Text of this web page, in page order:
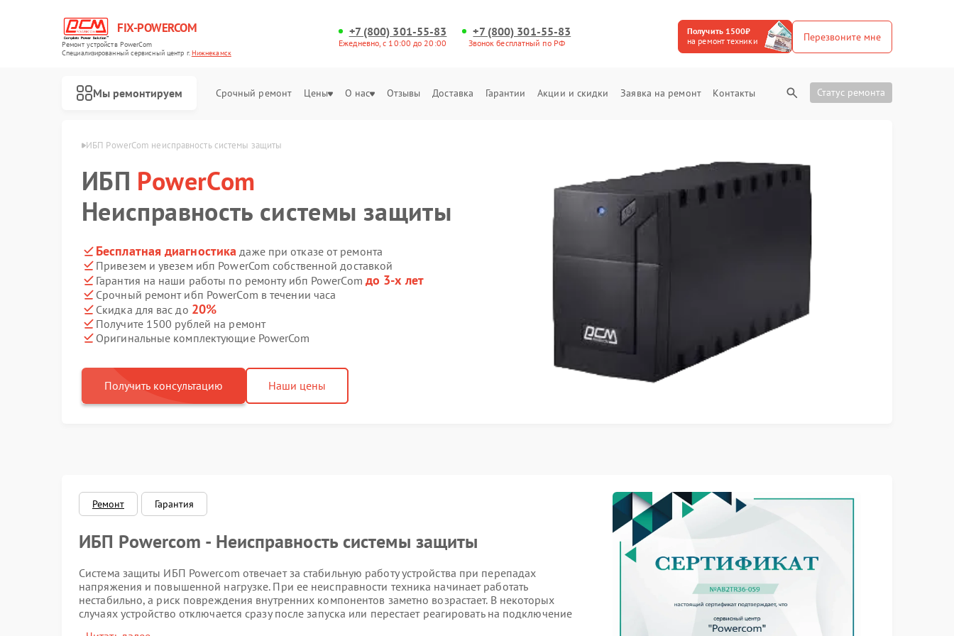
FIX-POWERCOM
Ремонт устройств PowerCom
Специализированный cервисный центр г.Нижнекамск
+7 (800) 301-55-83
Ежедневно, с 10:00 до 20:00
+7 (800) 301-55-83
Звонок бесплатный по РФ
Получить 1500₽
на ремонт техники
Перезвоните мне
Мы ремонтируем Срочный ремонт Цены О нас Отзывы Доставка Гарантии Акции и скидки Заявка на ремонт Контакты Статус ремонта
в Нижнекамске ИБП PowerCom неисправность системы защиты
ИБП PowerCom
Неисправность системы защиты
Бесплатная диагностика даже при отказе от ремонта
Привезем и увезем ибп PowerCom собственной доставкой
Гарантия на наши работы по ремонту ибп PowerCom до 3-х лет
Срочный ремонт ибп PowerCom в течении часа
Скидка для вас до 20%
Получите 1500 рублей на ремонт
Оригинальные комплектующие PowerCom
Получить консультацию Наши цены
Ремонт Гарантия
ИБП Powercom - Неисправность системы защиты
Система защиты ИБП Powercom отвечает за стабильную работу устройства при перепадах
напряжения и повышенной нагрузке. При ее неисправности техника начинает работать
нестабильно, а риск повреждения внутренних компонентов заметно возрастает. В некоторых
случаях устройство отключается сразу после запуска или перестает реагировать на подключение